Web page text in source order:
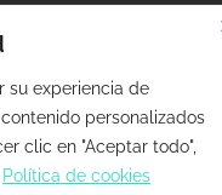
su experiencia de
personalizados
clic en "Aceptar todo",
Política de cookies
de cookies